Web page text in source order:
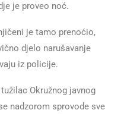
je proveo noć.
je tamo prenoćio,
djelo narušavanje
iz policije.
Okružnog javnog
nadzorom sprovode sve